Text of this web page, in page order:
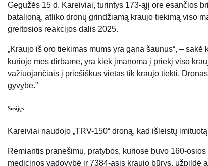
Gegužės 15 d. Kareiviai, turintys 173-ąjį ore esančios
batalioną, atliko dronų grindžiamą kraujo tiekimą viso
greitosios reakcijos dalis 2025.
„Kraujo iš oro tiekimas mums yra gana šaunus“, –
kurioje mes dirbame, yra kiek įmanoma į priekį viso
važiuojančiais į priešiškus vietas tik kraujo tiekti.
gyvybė.”
Susijęs
Kareiviai naudojo „TRV-150“ droną, kad išleistų
Remiantis pranešimu, pratybos, kuriose buvo 160-
medicinos vadovybė ir 7384-asis kraujo būrys, užpildė